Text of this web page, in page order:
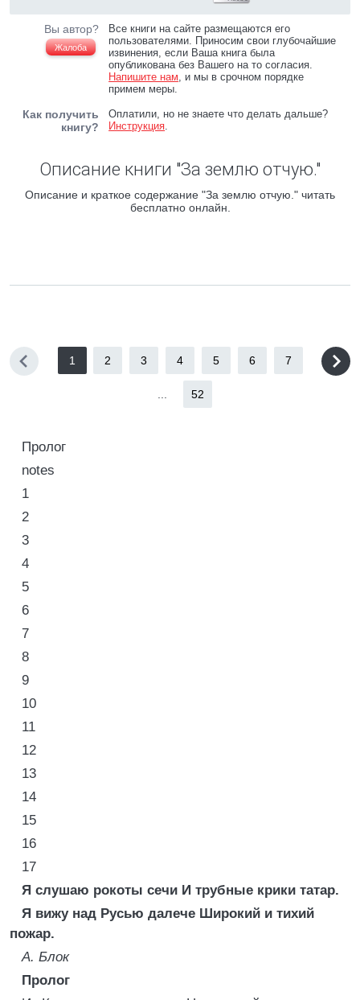
Вы автор?
Жалоба
Все книги на сайте размещаются его
пользователями. Приносим свои глубочайшие
извинения, если Ваша книга была
опубликована без Вашего на то согласия.
Напишите нам, и мы в срочном порядке
примем меры.
Как получить
книгу?
Оплатили, но не знаете что делать дальше?
Инструкция.
Описание книги "За землю отчую."
Описание и краткое содержание "За землю отчую." читать
бесплатно онлайн.
1 2 3 4 5 6 7
52
Пролог
notes
1
2
3
4
5
6
7
8
9
10
11
12
13
14
15
16
17
Я слушаю рокоты сечи И трубные крики татар.
Я вижу над Русью далече Широкий и тихий
пожар.
А. Блок
Пролог